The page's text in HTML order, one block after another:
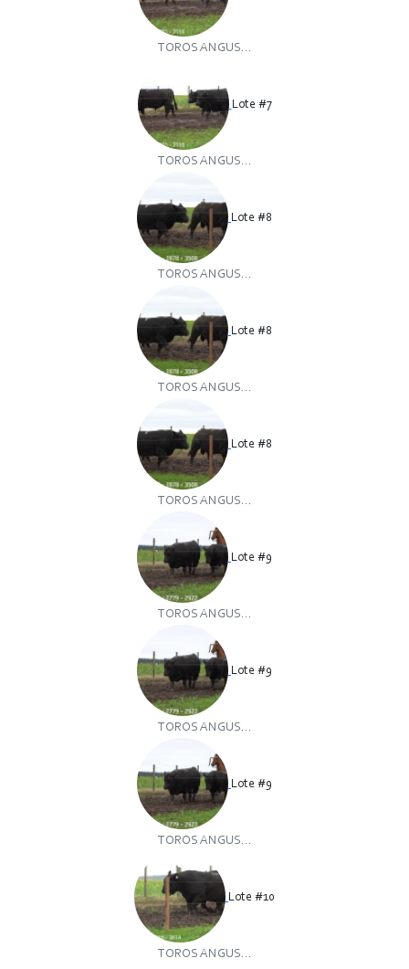
TOROS ANGUS...
Lote #7
TOROS ANGUS...
Lote #8
TOROS ANGUS...
Lote #8
TOROS ANGUS...
Lote #8
TOROS ANGUS...
Lote #9
TOROS ANGUS...
Lote #9
TOROS ANGUS...
Lote #9
TOROS ANGUS...
Lote #10
TOROS ANGUS...